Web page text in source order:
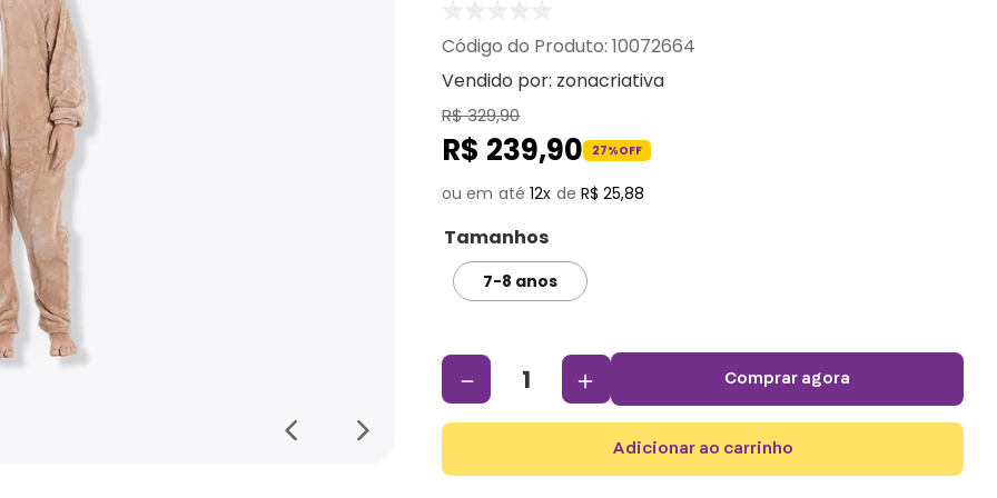
:10072664
Vendido por: zonacriativa
R$329,90
R$ 239,90 27%OFF
12 R$ 25,88
Tamanhos
7-8 anos
＋
－ comprar agora
adicionar ao carrinho